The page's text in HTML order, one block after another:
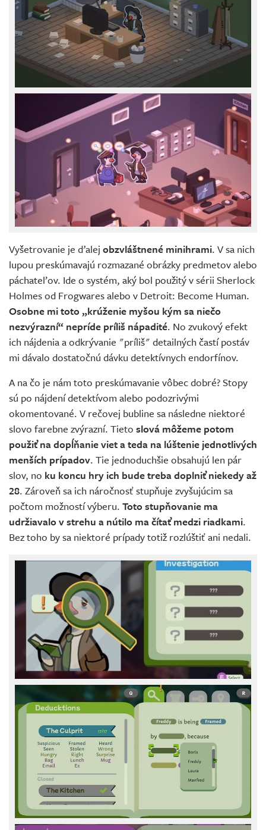
Vyšetrovanie je ďalej obzvláštnené minihrami. V sa nich
lupou preskúmavajú rozmazané obrázky predmetov alebo
páchateľov. Ide o systém, aký bol použitý v sérii Sherlock
Holmes od Frogwares alebo v Detroit: Become Human.
Osobne mi toto „krúženie myšou kým sa niečo
nezvýrazní“ nepríde príliš nápadité. No zvukový efekt
ich nájdenia a odkrývanie "príliš" detailných častí postáv
mi dávalo dostatočnú dávku detektívnych endorfínov.
A na čo je nám toto preskúmavanie vôbec dobré? Stopy
sú po nájdení detektívom alebo podozrivými
okomentované. V rečovej bubline sa následne niektoré
slovo farebne zvýrazní. Tieto slová môžeme potom
použiť na dopĺňanie viet a teda na lúštenie jednotlivých
menších prípadov. Tie jednoduchšie obsahujú len pár
slov, no ku koncu hry ich bude treba doplniť niekedy až
28. Zároveň sa ich náročnosť stupňuje zvyšujúcim sa
počtom možností výberu. Toto stupňovanie ma
udržiavalo v strehu a nútilo ma čítať medzi riadkami.
Bez toho by sa niektoré prípady totiž rozlúštiť ani nedali.